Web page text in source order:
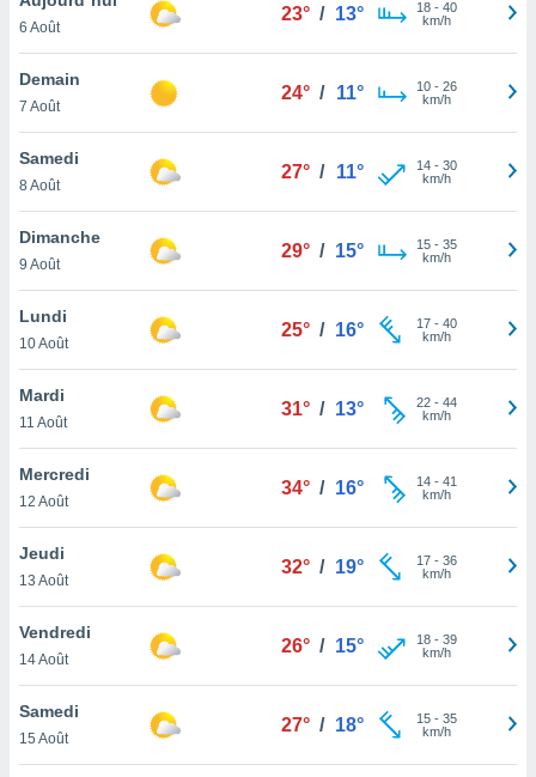
et
»,
au
vous
qu'ils
ou
le
ainsi
un
la
du
en
de
6 Août
23° / 13° 18- 40
km/h
Demain
7 Août
24° / 11° 10- 26
km/h
Samedi
8 Août
27° / 11° 14- 30
km/h
Dimanche
9 Août
29° / 15° 15- 35
km/h
Lundi
10 Août
25° / 16° 17- 40
km/h
Mardi
11 Août
31° / 13° 22- 44
km/h
Mercredi
12 Août
34° / 16° 14- 41
km/h
Jeudi
13 Août
32° / 19° 17- 36
km/h
Vendredi
14 Août
26° / 15° 18- 39
km/h
Samedi
15 Août
27° / 18° 15- 35
km/h